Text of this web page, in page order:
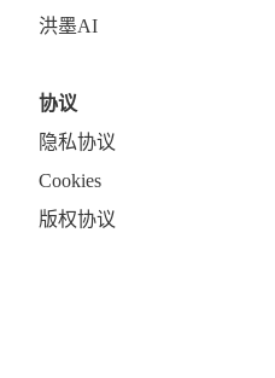
洪墨AI
协议
隐私协议
Cookies
版权协议